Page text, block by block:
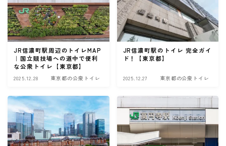
JR信濃町駅周辺のトイレMAP
｜国立競技場への道中で便利
な公衆トイレ【東京都】
2025.12.28 東京都の公衆トイレ
JR信濃町駅のトイレ 完全ガイ
ド！【東京都】
2025.12.27 東京都の公衆トイレ